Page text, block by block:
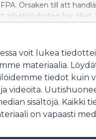
Orsaken till att
arbetslösheten har
inom de närmaste
voit lukea
materiaalia.
tiedot kuin
videoita.
sisältöjä. Kaikki
on vapaasti